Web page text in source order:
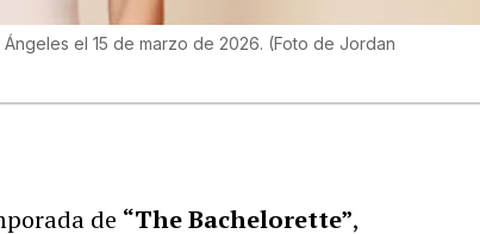
el 15 de marzo de 2026. (Foto de Jordan
de “The Bachelorette”,